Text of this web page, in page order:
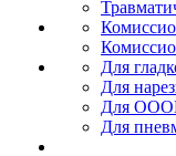
Для
Для
Для
Для